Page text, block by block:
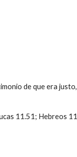
de que era
11.51; Hebreos